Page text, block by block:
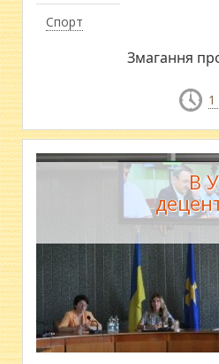
Спорт
Змагання
В